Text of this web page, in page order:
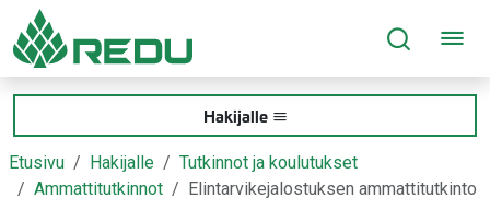
Siirry sivusisältöön
Hakijalle
Etusivu Hakijalle
Tutkinnot ja koulutukset
Ammattitutkinnot
Elintarvikejalostuksen ammattitutkinto